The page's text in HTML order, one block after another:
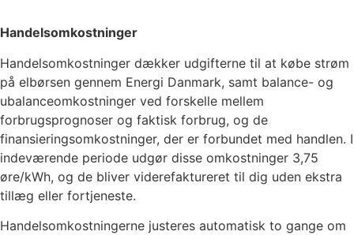
Handelsomkostninger
Handelsomkostninger dækker udgifterne til at købe strøm
på elbørsen gennem Energi Danmark, samt balance- og
ubalanceomkostninger ved forskelle mellem
forbrugsprognoser og faktisk forbrug, og de
finansieringsomkostninger, der er forbundet med handlen. I
indeværende periode udgør disse omkostninger 3,75
øre/kWh, og de bliver viderefaktureret til dig uden ekstra
tillæg eller fortjeneste.
Handelsomkostningerne justeres automatisk to gange om